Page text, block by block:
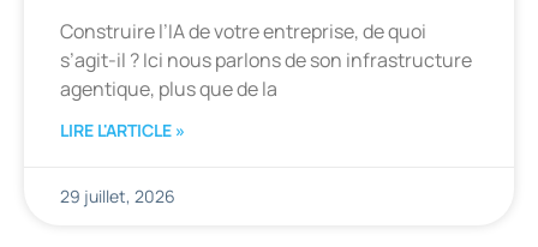
Construire l’IA de votre entreprise, de quoi
s’agit-il ? Ici nous parlons de son infrastructure
agentique, plus que de la
LIRE L'ARTICLE »
29 juillet, 2026